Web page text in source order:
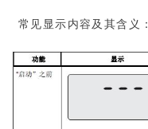
常见显示内容及其含义：